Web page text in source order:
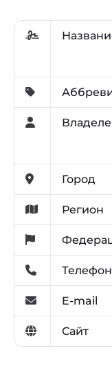
Город
Регион
Телефон
E-mail
Сайт